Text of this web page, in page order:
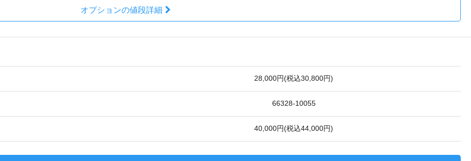
オプションの値段詳細
28,000円(税込30,800円)
66328-10055
40,000円(税込44,000円)